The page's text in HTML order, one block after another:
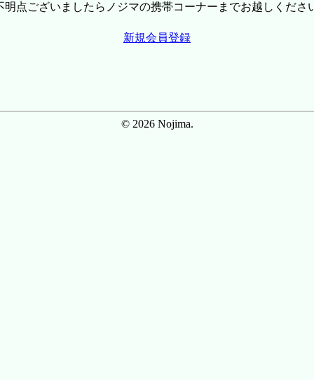
点ございましたらノジマの携帯コーナーまでお越しくださ
新規会員登録
© 2026 Nojima.